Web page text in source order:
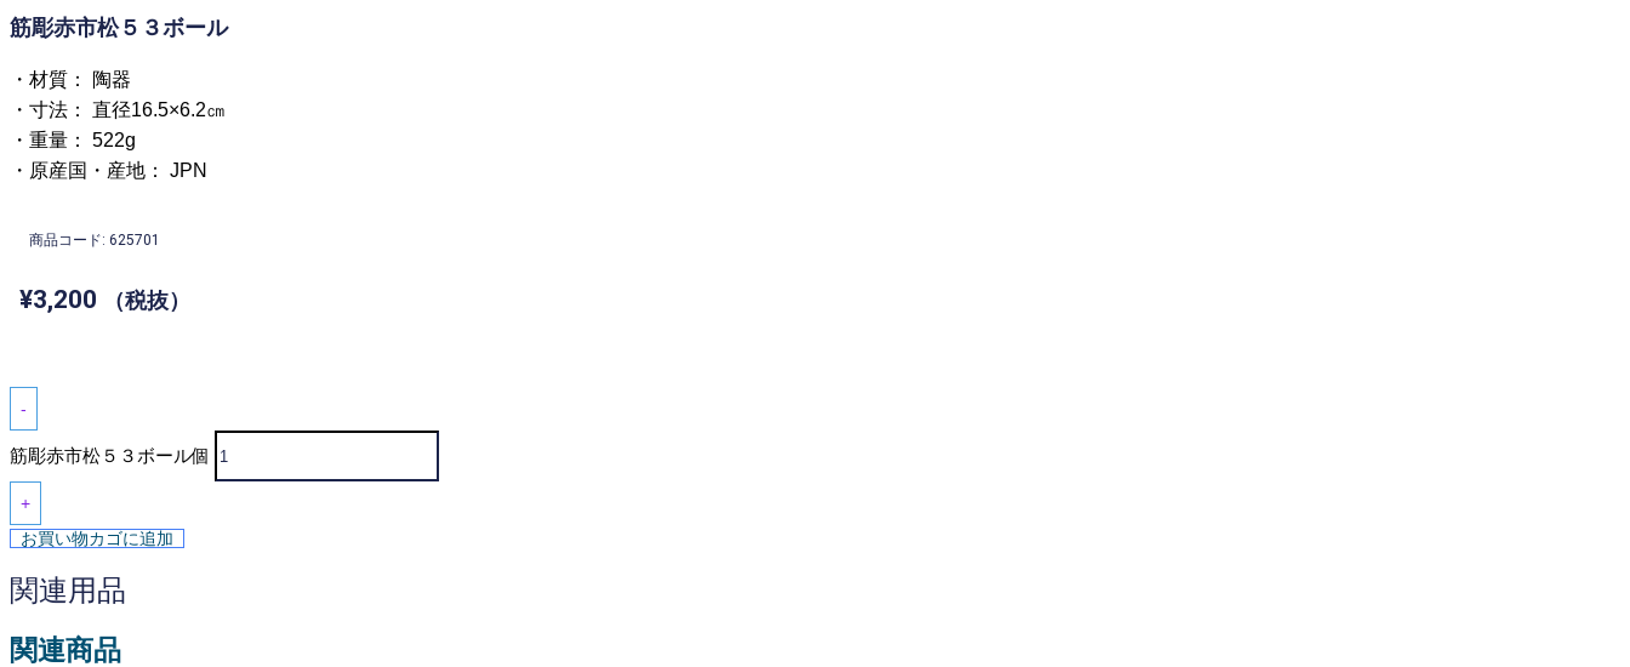
筋彫赤市松５３ボール
・材質： 陶器
・寸法： 直径16.5×6.2㎝
・重量： 522g
・原産国・産地： JPN
商品コード: 625701
¥3,200 （税抜）
-
筋彫赤市松５３ボール個
+
お買い物カゴに追加
関連用品
関連商品